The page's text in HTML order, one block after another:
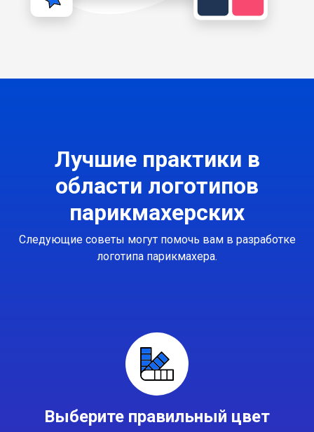
Лучшие практики в
области логотипов
парикмахерских
Следующие советы могут помочь вам в разработке
логотипа парикмахера.
Выберите правильный цвет